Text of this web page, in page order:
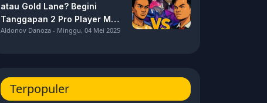
atau Gold Lane? Begini
Tanggapan 2 Pro Player MPL
ID S15 ini
Aldonov Danoza - Minggu, 04 Mei 2025
Terpopuler